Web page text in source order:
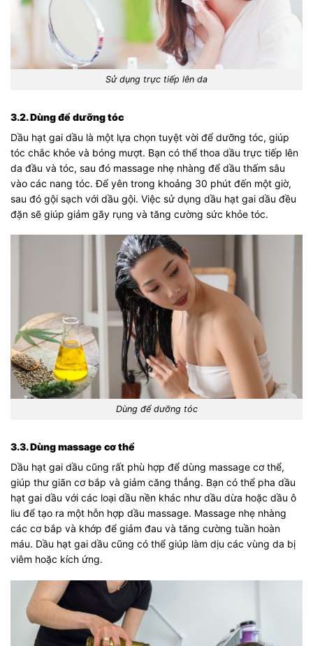
Sử dụng trực tiếp lên da
3.2. Dùng để dưỡng tóc
Dầu hạt gai dầu là một lựa chọn tuyệt vời để dưỡng tóc, giúp
tóc chắc khỏe và bóng mượt. Bạn có thể thoa dầu trực tiếp lên
da đầu và tóc, sau đó massage nhẹ nhàng để dầu thấm sâu
vào các nang tóc. Để yên trong khoảng 30 phút đến một giờ,
sau đó gội sạch với dầu gội. Việc sử dụng dầu hạt gai dầu đều
đặn sẽ giúp giảm gãy rụng và tăng cường sức khỏe tóc.
Dùng để dưỡng tóc
3.3. Dùng massage cơ thể
Dầu hạt gai dầu cũng rất phù hợp để dùng massage cơ thể,
giúp thư giãn cơ bắp và giảm căng thẳng. Bạn có thể pha dầu
hạt gai dầu với các loại dầu nền khác như dầu dừa hoặc dầu ô
liu để tạo ra một hỗn hợp dầu massage. Massage nhẹ nhàng
các cơ bắp và khớp để giảm đau và tăng cường tuần hoàn
máu. Dầu hạt gai dầu cũng có thể giúp làm dịu các vùng da bị
viêm hoặc kích ứng.